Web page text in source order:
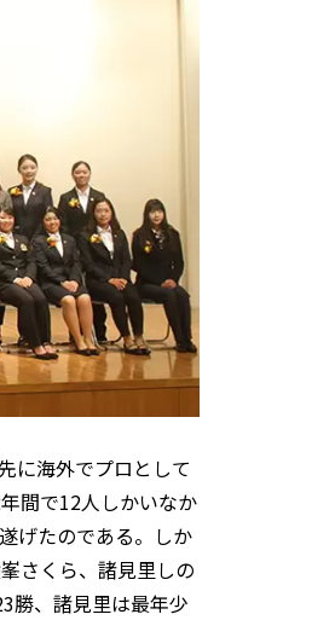
に海外でプロとして
間で12人しかいなか
げたのである。しか
さくら、諸見里しの
勝、諸見里は最年少